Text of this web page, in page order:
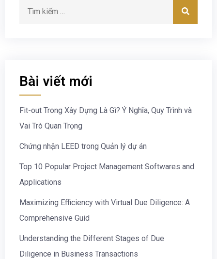
Bài viết mới
Fit-out Trong Xây Dựng Là Gì? Ý Nghĩa, Quy Trình và
Vai Trò Quan Trọng
Chứng nhận LEED trong Quản lý dự án
Top 10 Popular Project Management Softwares and
Applications
Maximizing Efficiency with Virtual Due Diligence: A
Comprehensive Guid
Understanding the Different Stages of Due
Diligence in Business Transactions